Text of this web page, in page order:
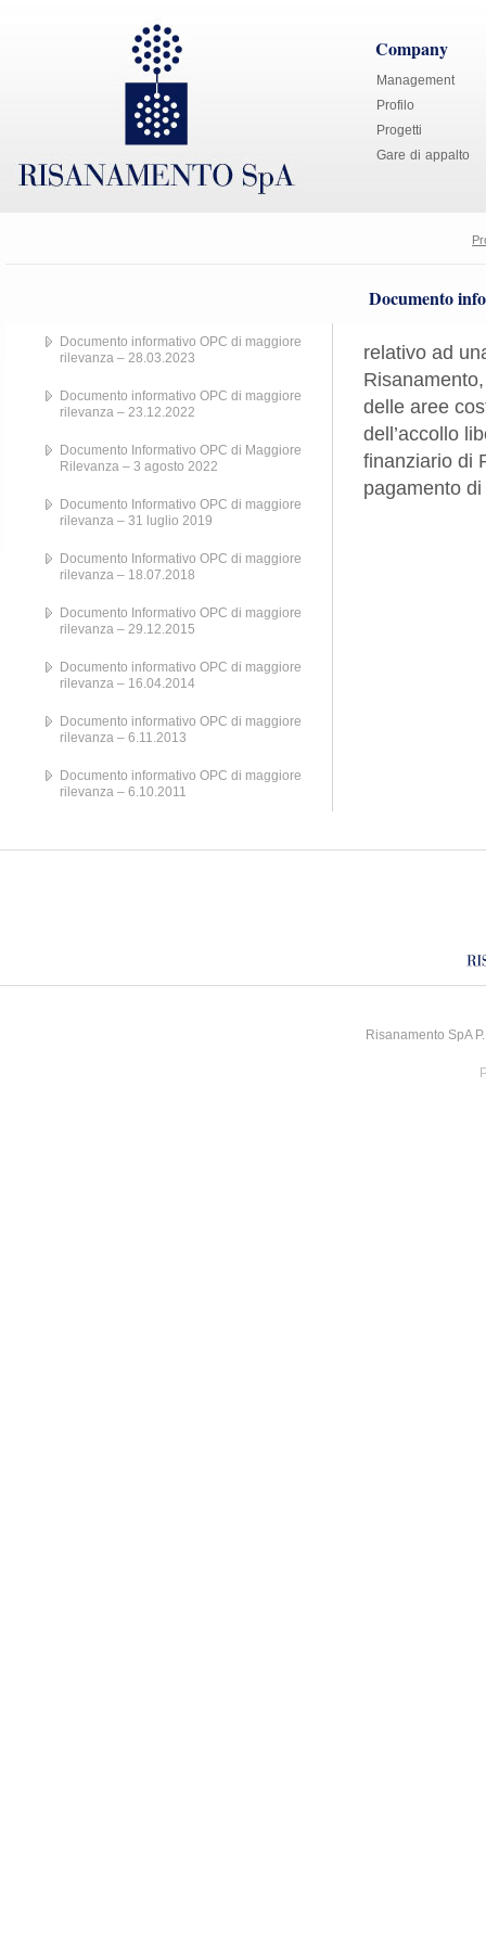
Company
Management
Profilo
Progetti
Gare di appalto
Documento
relativo ad
delle aree
dell’accollo
finanziario di
pagamento
Documento informativo OPC di maggiore
rilevanza – 28.03.2023
Documento informativo OPC di maggiore
rilevanza – 23.12.2022
Documento Informativo OPC di Maggiore
Rilevanza – 3 agosto 2022
Documento Informativo OPC di maggiore
rilevanza – 31 luglio 2019
Documento Informativo OPC di maggiore
rilevanza – 18.07.2018
Documento Informativo OPC di maggiore
rilevanza – 29.12.2015
Documento informativo OPC di maggiore
rilevanza – 16.04.2014
Documento informativo OPC di maggiore
rilevanza – 6.11.2013
Documento informativo OPC di maggiore
rilevanza – 6.10.2011
Risanamento SpA